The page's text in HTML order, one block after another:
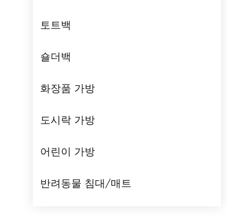
토트백
숄더백
화장품 가방
도시락 가방
어린이 가방
반려동물 침대/매트